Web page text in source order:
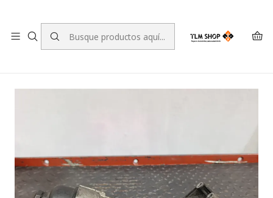
Inicio TIENDA ONLINE Mecánica
Enfriador/radiador de aceite para Mercedes W168 A 668
180 02 10